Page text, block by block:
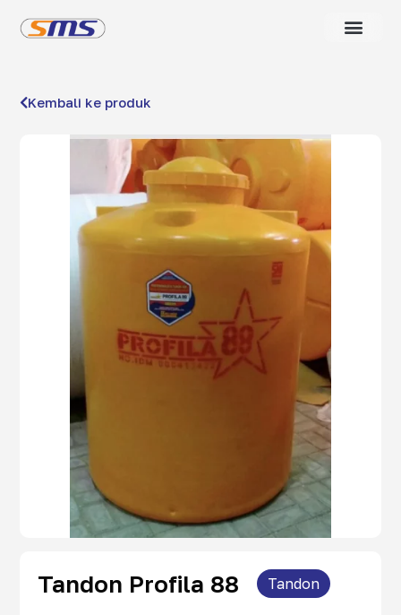
Kembali ke produk
Tandon Profila 88 Tandon